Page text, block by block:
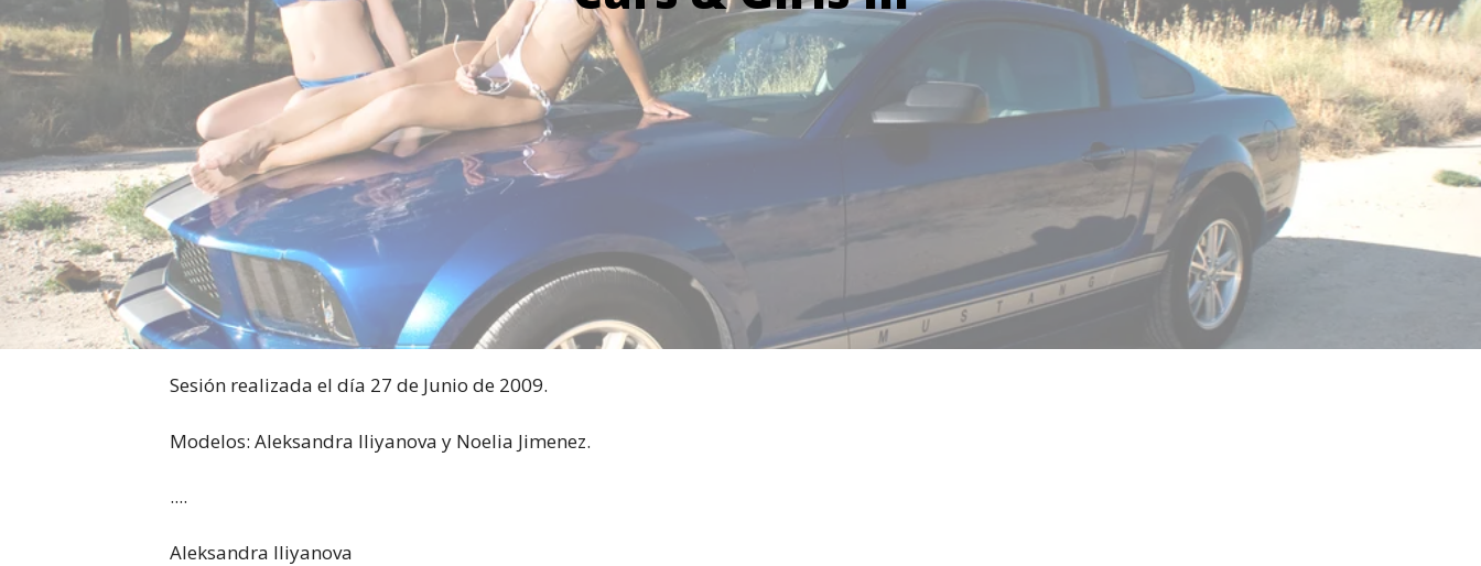
Sesión realizada el dí­a 27 de Junio de 2009.
Modelos: Aleksandra Iliyanova y Noelia Jimenez.
....
Aleksandra Iliyanova